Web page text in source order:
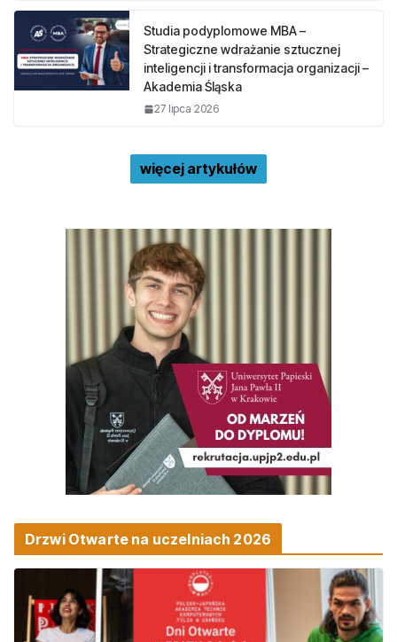
Studia podyplomowe MBA –
Strategiczne wdrażanie sztucznej
inteligencji i transformacja organizacji –
Akademia Śląska
27 lipca 2026
więcej artykułów
Drzwi Otwarte na uczelniach 2026